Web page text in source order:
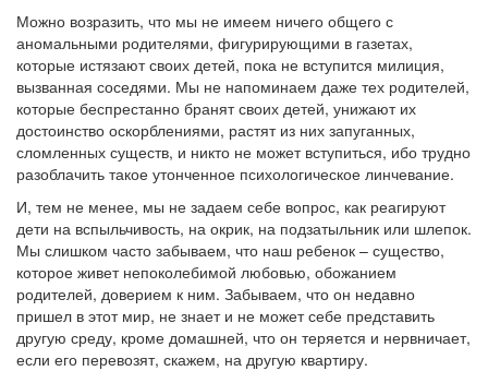
Можно возразить, что мы не имеем ничего общего с
аномальными родителями, фигурирующими в газетах,
которые истязают своих детей, пока не вступится милиция,
вызванная соседями. Мы не напоминаем даже тех родителей,
которые беспрестанно бранят своих детей, унижают их
достоинство оскорблениями, растят из них запуганных,
сломленных существ, и никто не может вступиться, ибо трудно
разоблачить такое утонченное психологическое линчевание.
И, тем не менее, мы не задаем себе вопрос, как реагируют
дети на вспыльчивость, на окрик, на подзатыльник или шлепок.
Мы слишком часто забываем, что наш ребенок – существо,
которое живет непоколебимой любовью, обожанием
родителей, доверием к ним. Забываем, что он недавно
пришел в этот мир, не знает и не может себе представить
другую среду, кроме домашней, что он теряется и нервничает,
если его перевозят, скажем, на другую квартиру.